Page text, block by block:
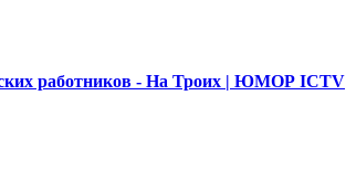
работников - На Троих | ЮМОР ICTV